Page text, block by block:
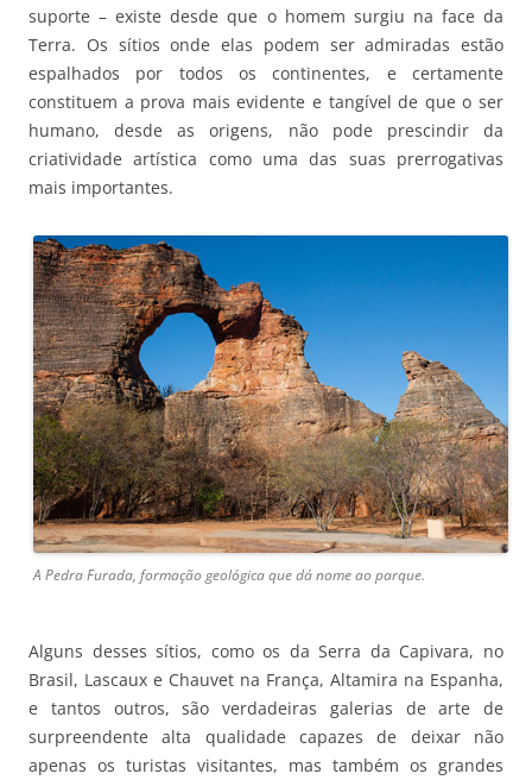
suporte – existe desde que o homem surgiu na face da
Terra. Os sítios onde elas podem ser admiradas estão
espalhados por todos os continentes, e certamente
constituem a prova mais evidente e tangível de que o ser
humano, desde as origens, não pode prescindir da
criatividade artística como uma das suas prerrogativas
mais importantes.
A Pedra Furada, formação geológica que dá nome ao parque.
Alguns desses sítios, como os da Serra da Capivara, no
Brasil, Lascaux e Chauvet na França, Altamira na Espanha,
e tantos outros, são verdadeiras galerias de arte de
surpreendente alta qualidade capazes de deixar não
apenas os turistas visitantes, mas também os grandes